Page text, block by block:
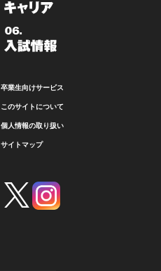
卒業生向けサービス
このサイトについて
個人情報の取り扱い
サイトマップ